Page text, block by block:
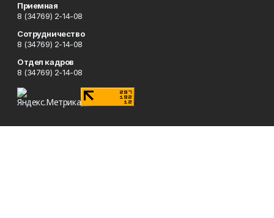
Приемная
8 (34769) 2-14-08
Сотрудничество
8 (34769) 2-14-08
Отдел кадров
8 (34769) 2-14-08